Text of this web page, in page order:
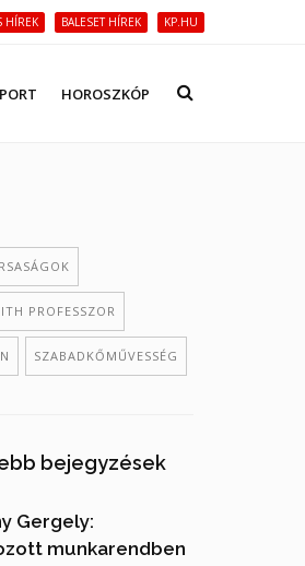
HÍREK BALESET HÍREK KP.HU
HOROSZKÓP
PROFESSZOR
SZABADKŐMŰVESSÉG
bejegyzések
Gergely:
munkarendben